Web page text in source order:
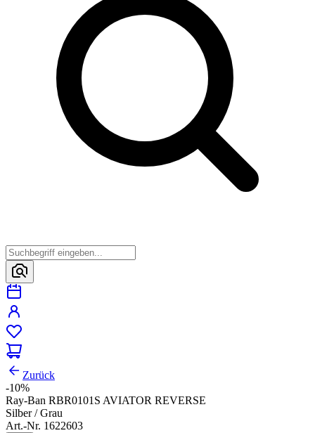
Zurück
-10%
Ray-Ban RBR0101S AVIATOR REVERSE
Silber / Grau
Art.-Nr. 1622603